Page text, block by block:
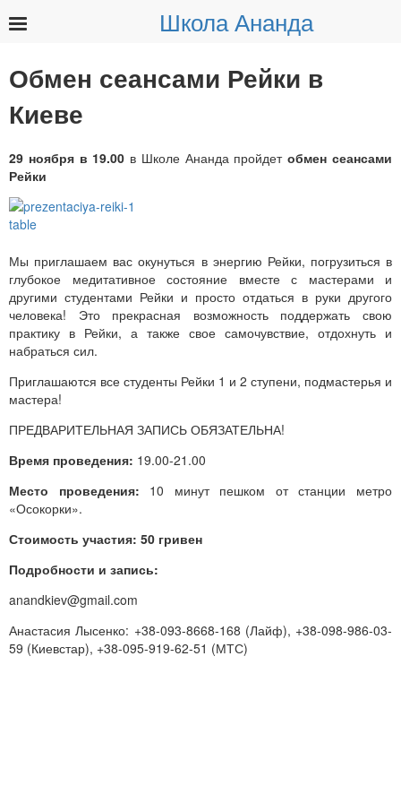
Школа Ананда
Обмен сеансами Рейки в
Киеве
29 ноября в 19.00 в Школе Ананда пройдетобмен сеансами
Рейки
Мы приглашаем вас окунуться в энергию Рейки, погрузиться в
глубокое медитативное состояние вместе с мастерами и
другими студентами Рейки и просто отдаться в руки другого
человека! Это прекрасная возможность поддержать свою
практику в Рейки, а также свое самочувствие, отдохнуть и
набраться сил.
Приглашаются все студенты Рейки 1 и 2 ступени, подмастерья и
мастера!
ПРЕДВАРИТЕЛЬНАЯ ЗАПИСЬ ОБЯЗАТЕЛЬНА!
Время проведения: 19.00-21.00
Место проведения: 10 минут пешком от станции метро
«Осокорки».
Стоимость участия: 50 гривен
Подробности и запись:
anandkiev@gmail.com
Анастасия Лысенко: +38-093-8668-168 (Лайф), +38-098-986-03-
59 (Киевстар), +38-095-919-62-51 (МТС)